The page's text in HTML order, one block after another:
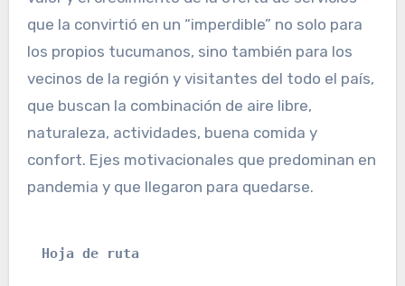
que la convirtió en un “imperdible” no solo para
los propios tucumanos, sino también para los
vecinos de la región y visitantes del todo el país,
que buscan la combinación de aire libre,
naturaleza, actividades, buena comida y
confort. Ejes motivacionales que predominan en
pandemia y que llegaron para quedarse.
Hoja de ruta